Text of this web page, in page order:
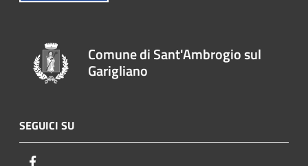
Comune di Sant'Ambrogio sul
Garigliano
SEGUICI SU